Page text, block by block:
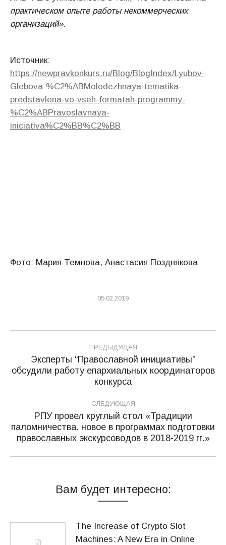
практическом опыте работы некоммерческих
организаций».
Источник:
https://newpravkonkurs.ru/Blog/BlogIndex/Lyubov-
Glebova-%C2%ABMolodezhnaya-tematika-
predstavlena-vo-vseh-formatah-programmy-
%C2%ABPravoslavnaya-
iniciativa%C2%BB%C2%BB
Фото: Мария Темнова, Анастасия Позднякова
05.02.2019
Навигация
по
записям
ПРЕДЫДУЩАЯ
Предыдущая
запись:
Эксперты “Православной инициативы”
обсудили работу епархиальных координаторов
конкурса
СЛЕДУЮЩАЯ
Следующая
запись:
РПУ провел круглый стол «Традиции
паломничества. новое в программах подготовки
православных экскурсоводов в 2018-2019 гг.»
Вам будет интересно:
The Increase of Crypto Slot
Machines: A New Era in Online